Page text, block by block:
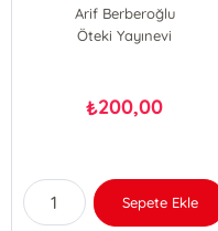
Arif Berberoğlu
Öteki Yayınevi
₺200,00
Sepete Ekle